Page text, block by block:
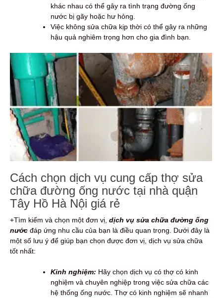
khác nhau có thể gây ra tình trạng đường ống
nước bị gãy hoặc hư hỏng.
Việc không sửa chữa kịp thời có thể gây ra những
hậu quả nghiêm trọng hơn cho gia đình bạn.
Cách chọn dịch vụ cung cấp thợ sửa
chữa đường ống nước tại nhà quận
Tây Hồ Hà Nội giá rẻ
+Tìm kiếm và chọn một đơn vị, dịch vụ sửa chữa đường ống
nước đáp ứng nhu cầu của bạn là điều quan trọng. Dưới đây là
một số lưu ý để giúp bạn chọn được đơn vị, dịch vụ sửa chữa
tốt nhất:
Kinh nghiệm: Hãy chọn dịch vụ có thợ có kinh
nghiệm và chuyên nghiệp trong việc sửa chữa các
hệ thống ống nước. Thợ có kinh nghiệm sẽ nhanh